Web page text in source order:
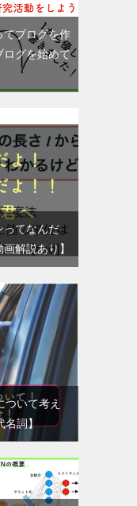
てブログを作
ログを始めて
ってなんだ
解説あり】
ついて考え
名詞】